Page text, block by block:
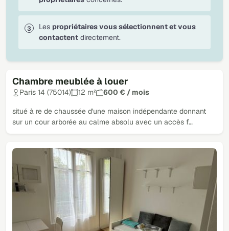
Chambre meublée à louer
Paris 14 (75014) 12 m² 600 € / mois
situé à re de chaussée d'une maison indépendante donnant
sur un cour arborée au calme absolu avec un accès f…
Les propriétaires vous sélectionnent et vous
contactent directement.